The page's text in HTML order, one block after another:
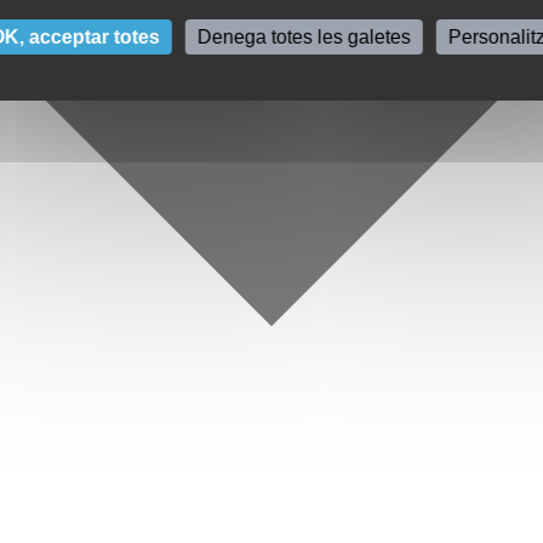
acceptar totes Denega totes les galetes